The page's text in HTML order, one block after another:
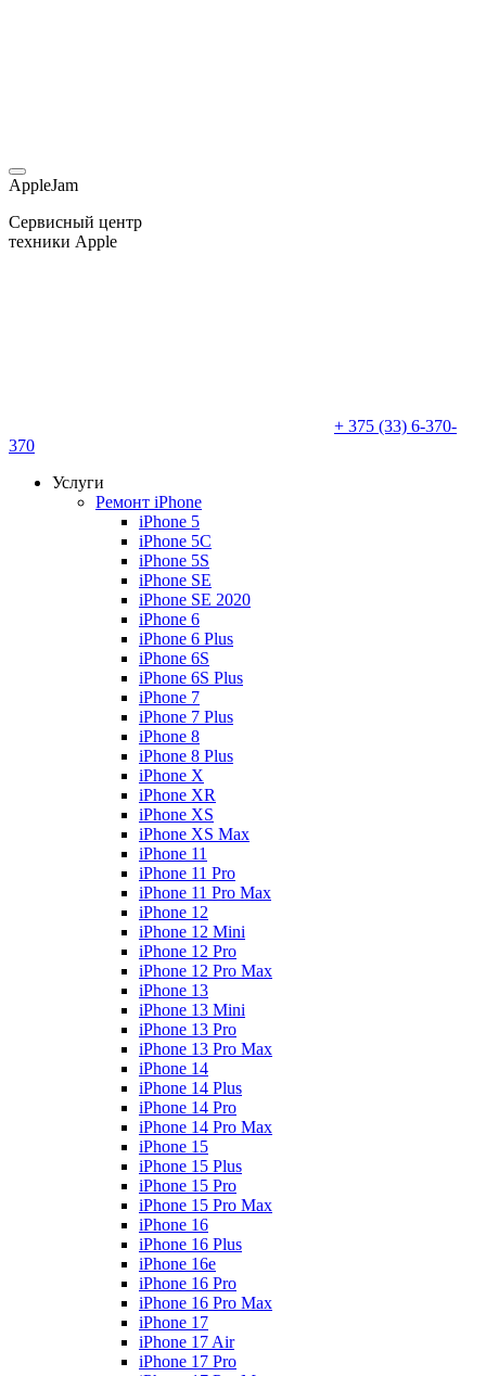
AppleJam
Сервисный центр
техники Apple
+ 375 (33) 6-370-
370
Услуги
Ремонт iPhone
iPhone 5
iPhone 5C
iPhone 5S
iPhone SE
iPhone SE 2020
iPhone 6
iPhone 6 Plus
iPhone 6S
iPhone 6S Plus
iPhone 7
iPhone 7 Plus
iPhone 8
iPhone 8 Plus
iPhone X
iPhone XR
iPhone XS
iPhone XS Max
iPhone 11
iPhone 11 Pro
iPhone 11 Pro Max
iPhone 12
iPhone 12 Mini
iPhone 12 Pro
iPhone 12 Pro Max
iPhone 13
iPhone 13 Mini
iPhone 13 Pro
iPhone 13 Pro Max
iPhone 14
iPhone 14 Plus
iPhone 14 Pro
iPhone 14 Pro Max
iPhone 15
iPhone 15 Plus
iPhone 15 Pro
iPhone 15 Pro Max
iPhone 16
iPhone 16 Plus
iPhone 16e
iPhone 16 Pro
iPhone 16 Pro Max
iPhone 17
iPhone 17 Air
iPhone 17 Pro